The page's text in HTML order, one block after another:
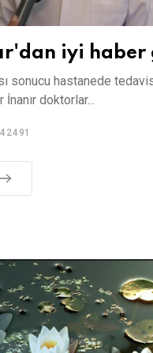
iyi haber
sonucu hastanede
doktorlar...
42491